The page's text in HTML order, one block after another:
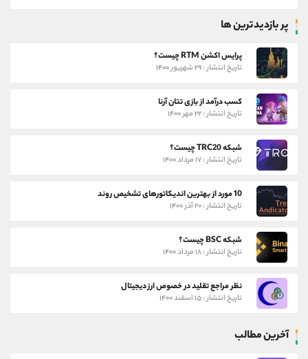
پر بازدیدترین ها
پرایس اکشن RTM چیست؟
تاریخ انتشار : ۲۹ شهریور ۱۴۰۰
کسب درآمد از بازی تتان آرنا
تاریخ انتشار : ۲۲ مهر ۱۴۰۰
شبکه TRC20 چیست؟
تاریخ انتشار : ۱۷ مرداد ۱۴۰۰
10 مورد از بهترین اندیکاتورهای تشخیص روند
تاریخ انتشار : ۲۰ آذر ۱۴۰۰
شبکه BSC چیست؟
تاریخ انتشار : ۱۸ مرداد ۱۴۰۰
نظر مراجع تقلید در خصوص ارز دیجیتال
تاریخ انتشار : ۱۵ اسفند ۱۴۰۰
آخرین مطالب